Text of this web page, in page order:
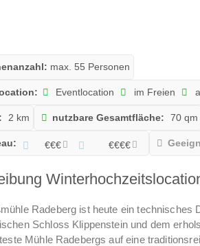
max. 55 Personen
Eventlocation im Freien
2 km nutzbare Gesamtfläche: 70 qm
€€€ €€€€
Radeberg ist heute ein
Schloss Klippenstein und dem
Mühle Radebergs auf eine